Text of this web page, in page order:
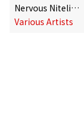
Nervous Nitelife: Jean Pierre - Sampler
Various Artists